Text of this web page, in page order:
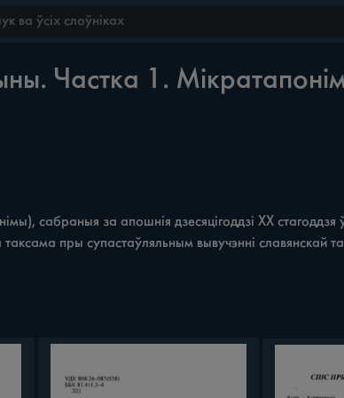
Частка 1.
сабраныя за апошнія дзесяцігоддзі XX
пры супастаўляльным вывучэнні славянскай